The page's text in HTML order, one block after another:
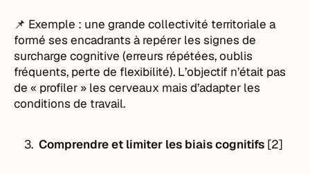
📌 Exemple : une grande collectivité territoriale a
formé ses encadrants à repérer les signes de
surcharge cognitive (erreurs répétées, oublis
fréquents, perte de flexibilité). L’objectif n’était pas
de « profiler » les cerveaux mais d’adapter les
conditions de travail.
Comprendre et limiter les biais cognitifs [2]